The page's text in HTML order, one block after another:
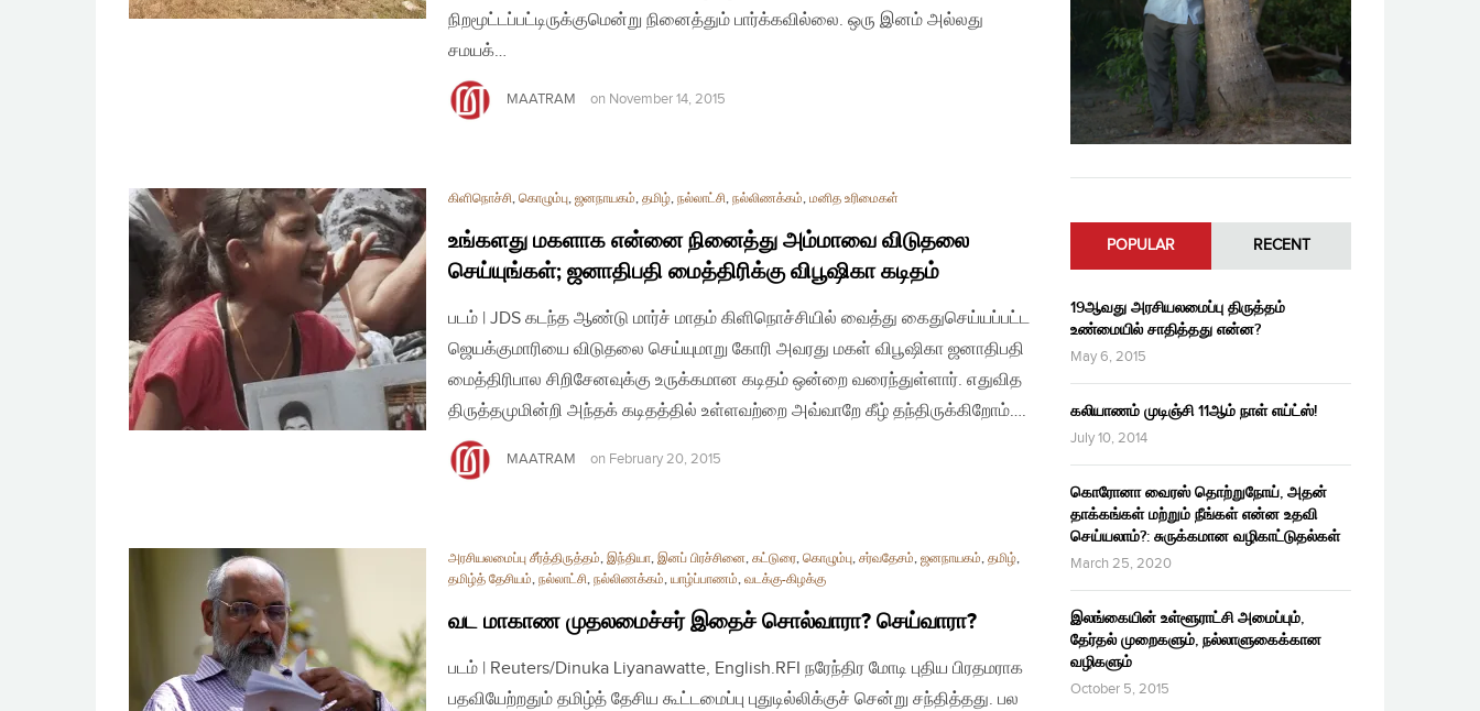
நிறமூட்டப்பட்டிருக்குமென்று நினைத்தும் பார்க்கவில்லை. ஒரு இனம் அல்லது
சமயக்…
MAATRAM on November 14, 2015
கிளிநொச்சி, கொழும்பு, ஜனநாயகம், தமிழ், நல்லாட்சி, நல்லிணக்கம், மனித உரிமைகள்
உங்களது மகளாக என்னை நினைத்து அம்மாவை விடுதலை
செய்யுங்கள்; ஜனாதிபதி மைத்திரிக்கு விபூஷிகா கடிதம்
படம் | JDS கடந்த ஆண்டு மார்ச் மாதம் கிளிநொச்சியில் வைத்து கைதுசெய்யப்பட்ட
ஜெயக்குமாரியை விடுதலை செய்யுமாறு கோரி அவரது மகள் விபூஷிகா ஜனாதிபதி
மைத்திரிபால சிறிசேனவுக்கு உருக்கமான கடிதம் ஒன்றை வரைந்துள்ளார். எதுவித
திருத்தமுமின்றி அந்தக் கடிதத்தில் உள்ளவற்றை அவ்வாறே கீழ் தந்திருக்கிறோம்….
MAATRAM on February 20, 2015
அரசியலமைப்பு சீர்த்திருத்தம், இந்தியா, இனப் பிரச்சினை, கட்டுரை, கொழும்பு, சர்வதேசம், ஜனநாயகம், தமிழ்,
தமிழ்த் தேசியம், நல்லாட்சி, நல்லிணக்கம், யாழ்ப்பாணம், வடக்கு-கிழக்கு
வட மாகாண முதலமைச்சர் இதைச் சொல்வாரா? செய்வாரா?
படம் | Reuters/Dinuka Liyanawatte, English.RFI நரேந்திர மோடி புதிய பிரதமராக
பதவியேற்றதும் தமிழ்த் தேசிய கூட்டமைப்பு புதுடில்லிக்குச் சென்று சந்தித்தது. பல
POPULAR RECENT
19ஆவது அரசியலமைப்பு திருத்தம்
உண்மையில் சாதித்தது என்ன?
May 6, 2015
கலியாணம் முடிஞ்சி 11ஆம் நாள் எய்ட்ஸ்!
July 10, 2014
கொரோனா வைரஸ் தொற்றுநோய், அதன்
தாக்கங்கள் மற்றும் நீங்கள் என்ன உதவி
செய்யலாம்?: சுருக்கமான வழிகாட்டுதல்கள்
March 25, 2020
இலங்கையின் உள்ளூராட்சி அமைப்பும்,
தேர்தல் முறைகளும், நல்லாளுகைக்கான
வழிகளும்
October 5, 2015